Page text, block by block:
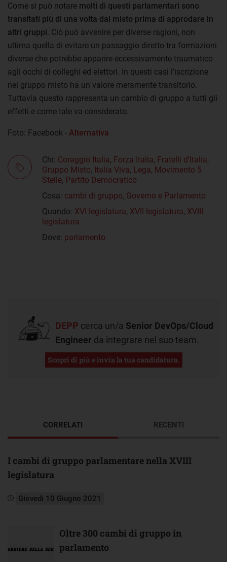
Come si può notare molti di questi parlamentari sono
transitati più di una volta dal misto prima di approdare in
altri gruppi . Ciò può avvenire per diverse ragioni, non
ultima quella di evitare un passaggio diretto tra formazioni
diverse che potrebbe apparire eccessivamente traumatico
agli occhi di colleghi ed elettori. In questi casi l'iscrizione
nel gruppo misto ha un valore meramente transitorio.
Tuttavia questo rappresenta un cambio di gruppo a tutti gli
effetti e come tale va considerato.
Foto: Facebook - Alternativa
Chi: Coraggio Italia, Forza Italia, Fratelli d'Italia,
Gruppo Misto, Italia Viva, Lega, Movimento 5
Stelle, Partito Democratico
Cosa: cambi di gruppo, Governo e Parlamento
Quando: XVI legislatura, XVII legislatura, XVIII
legislatura
Dove: parlamento
DEPP cerca un/a Senior DevOps/Cloud
Engineer da integrare nel suo team.
Scopri di più e invia la tua candidatura.
CORRELATI
I cambi di gruppo parlamentare nella XVIII
legislatura
Giovedì 10 Giugno 2021
Oltre 300 cambi di gruppo in
parlamento
RECENTI